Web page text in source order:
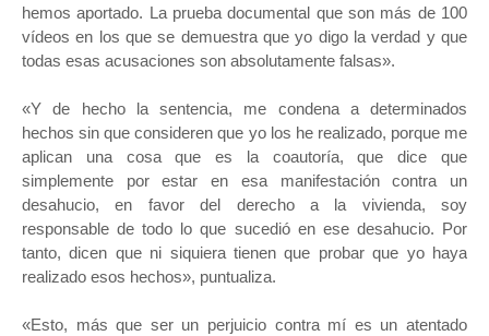
hemos aportado. La prueba documental que son más de 100
vídeos en los que se demuestra que yo digo la verdad y que
todas esas acusaciones son absolutamente falsas».
«Y de hecho la sentencia, me condena a determinados
hechos sin que consideren que yo los he realizado, porque me
aplican una cosa que es la coautoría, que dice que
simplemente por estar en esa manifestación contra un
desahucio, en favor del derecho a la vivienda, soy
responsable de todo lo que sucedió en ese desahucio. Por
tanto, dicen que ni siquiera tienen que probar que yo haya
realizado esos hechos», puntualiza.
«Esto, más que ser un perjuicio contra mí es un atentado